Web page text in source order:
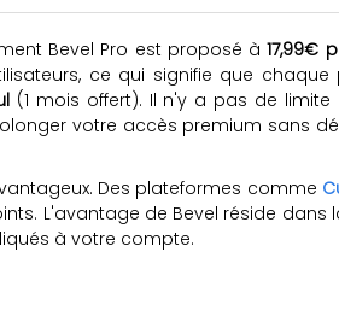
Bevel Pro est proposé à17,99€
ce qui signifie que chaque
(1 mois offert). Il n'y a pas de limite
votre accès premium sans
Des plateformes comme
L'avantage de Bevel réside dans
à votre compte.